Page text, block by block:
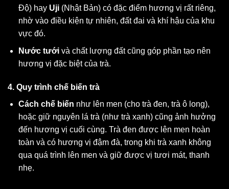
Độ) hay Uji(Nhật Bản) có đặc điểm hương vị rất riêng,
nhờ vào điều kiện tự nhiên, đất đai và khí hậu của khu
vực đó.
Nước tướivà chất lượng đất cũng góp phần tạo nên
hương vị đặc biệt của trà.
4. Quy trình chế biến trà
Cách chế biến như lên men (cho trà đen, trà ô long),
hoặc giữ nguyên lá trà (như trà xanh) cũng ảnh hưởng
đến hương vị cuối cùng. Trà đen được lên men hoàn
toàn và có hương vị đậm đà, trong khi trà xanh không
qua quá trình lên men và giữ được vị tươi mát, thanh
nhẹ.